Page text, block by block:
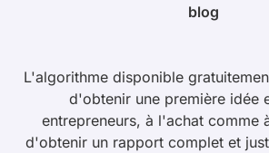
blog
L'algorithme disponible
d'obtenir une première idée
entrepreneurs, à l'achat comme
d'obtenir un rapport complet et